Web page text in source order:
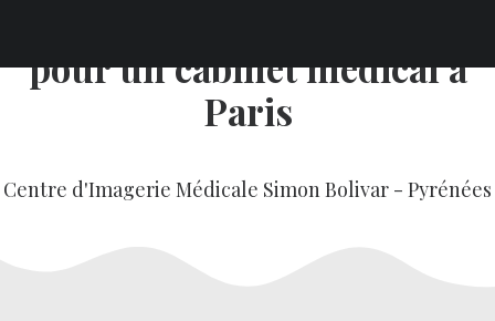
pour un cabinet médical à
Paris
Centre d'Imagerie Médicale Simon Bolivar - Pyrénées